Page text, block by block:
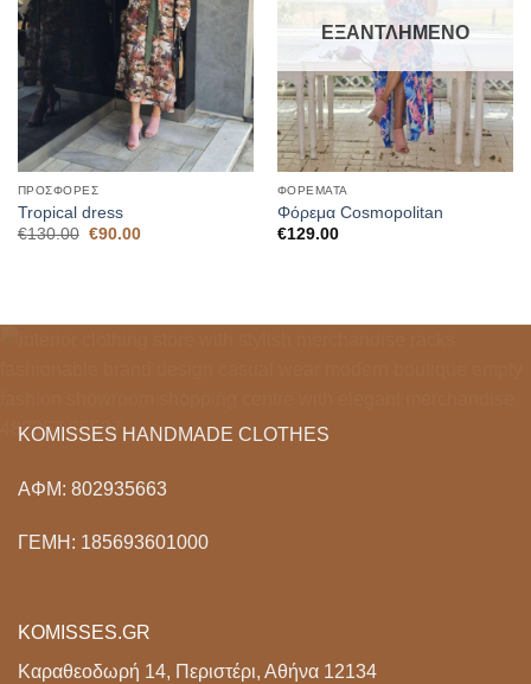
ΠΡΟΣΦΟΡΈΣ
Tropical dress
€130.00 Original
€90.00Η
ΕΞΑΝΤΛΗΜΈΝΟ
ΦΟΡΈΜΑΤΑ
Φόρεμα Cosmopolitan
€129.00
KOMISSES HANDMADE CLOTHES
ΑΦΜ: 802935663
ΓΕΜΗ: 185693601000
KOMISSES.GR
Καραθεοδωρή 14, Περιστέρι, Αθήνα 12134